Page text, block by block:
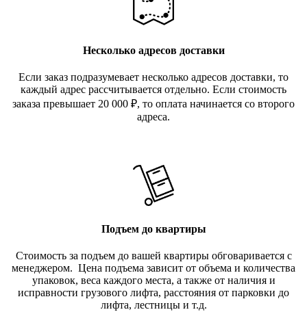
Несколько адресов доставки
Если заказ подразумевает несколько адресов доставки, то
каждый адрес рассчитывается отдельно. Если стоимость
заказа превышает 20 000 ₽, то оплата начинается со второго
адреса.
Подъем до квартиры
Стоимость за подъем до вашей квартиры обговаривается с
менеджером. Цена подъема зависит от объема и количества
упаковок, веса каждого места, а также от наличия и
исправности грузового лифта, расстояния от парковки до
лифта, лестницы и т.д.